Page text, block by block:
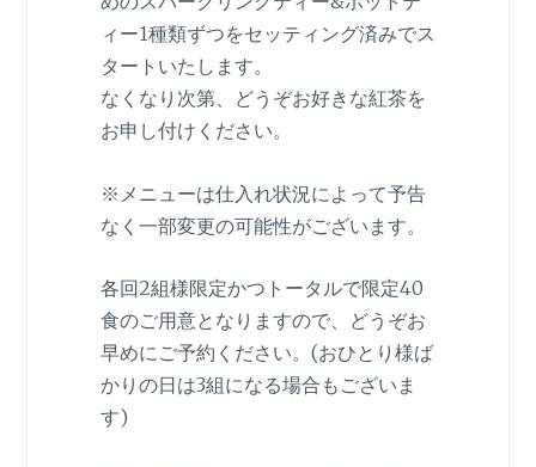
ィー1種類ずつをセッティング済みでス
タートいたします。
なくなり次第、どうぞお好きな紅茶を
お申し付けください。
※メニューは仕入れ状況によって予告
なく一部変更の可能性がございます。
各回2組様限定かつトータルで限定40
食のご用意となりますので、どうぞお
早めにご予約ください。(おひとり様ば
かりの日は3組になる場合もございま
す)